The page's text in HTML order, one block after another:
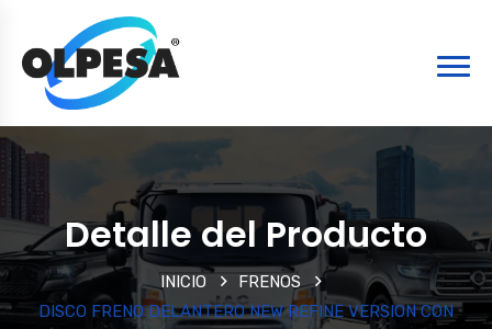
Detalle del Producto
INICIO
FRENOS
DISCO FRENO DELANTERO NEW REFINE VERSION CON